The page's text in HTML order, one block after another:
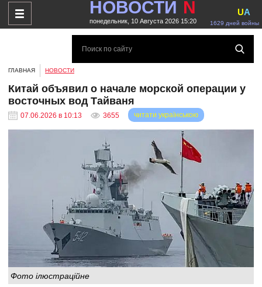
НОВОСТИ N
понедельник, 10 Августа 2026 15:20 1629 дней войны
UA
ГЛАВНАЯ НОВОСТИ
Китай объявил о начале морской операции у
восточных вод Тайваня
07.06.2026 в 10:13 3655 читати українською
Фото ілюстраційне